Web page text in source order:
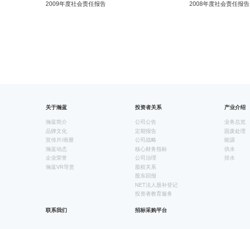
2009年度社会责任报告 2008年度社会责任报告
关于瀚蓝
瀚蓝简介
品牌文化
宣传片/画册
瀚蓝动态
企业荣誉
瀚蓝VR导赏
投资者关系
公司公告
定期报告
公司战略
核心财务指标
公司治理
股权关系
股东回报
NET法人股补登记
投资者教育服务
产业介绍
业务总览
固废处理
能源
供水
排水
联系我们 招标采购平台